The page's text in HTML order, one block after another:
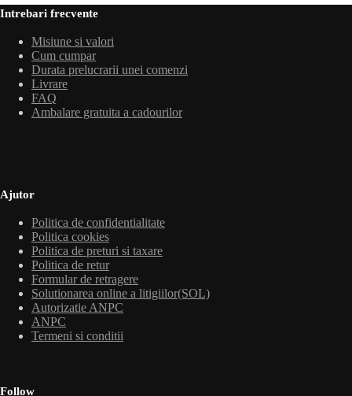
Intrebari frecvente
Misiune si valori
Cum cumpar
Durata prelucrarii unei comenzi
Livrare
FAQ
Ambalare gratuita a cadourilor
Ajutor
Politica de confidentialitate
Politica cookies
Politica de preturi si taxare
Politica de retur
Formular de retragere
Solutionarea online a litigiilor(SOL)
Autorizatie ANPC
ANPC
Termeni si conditii
Follow